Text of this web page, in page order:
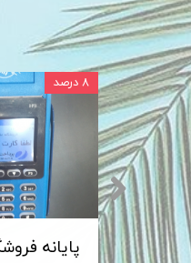
۸ درصد
کابل شارژ MICRO-USB اندروید LDNIO الدینیو مدل XS-07 متراژ 1 متر